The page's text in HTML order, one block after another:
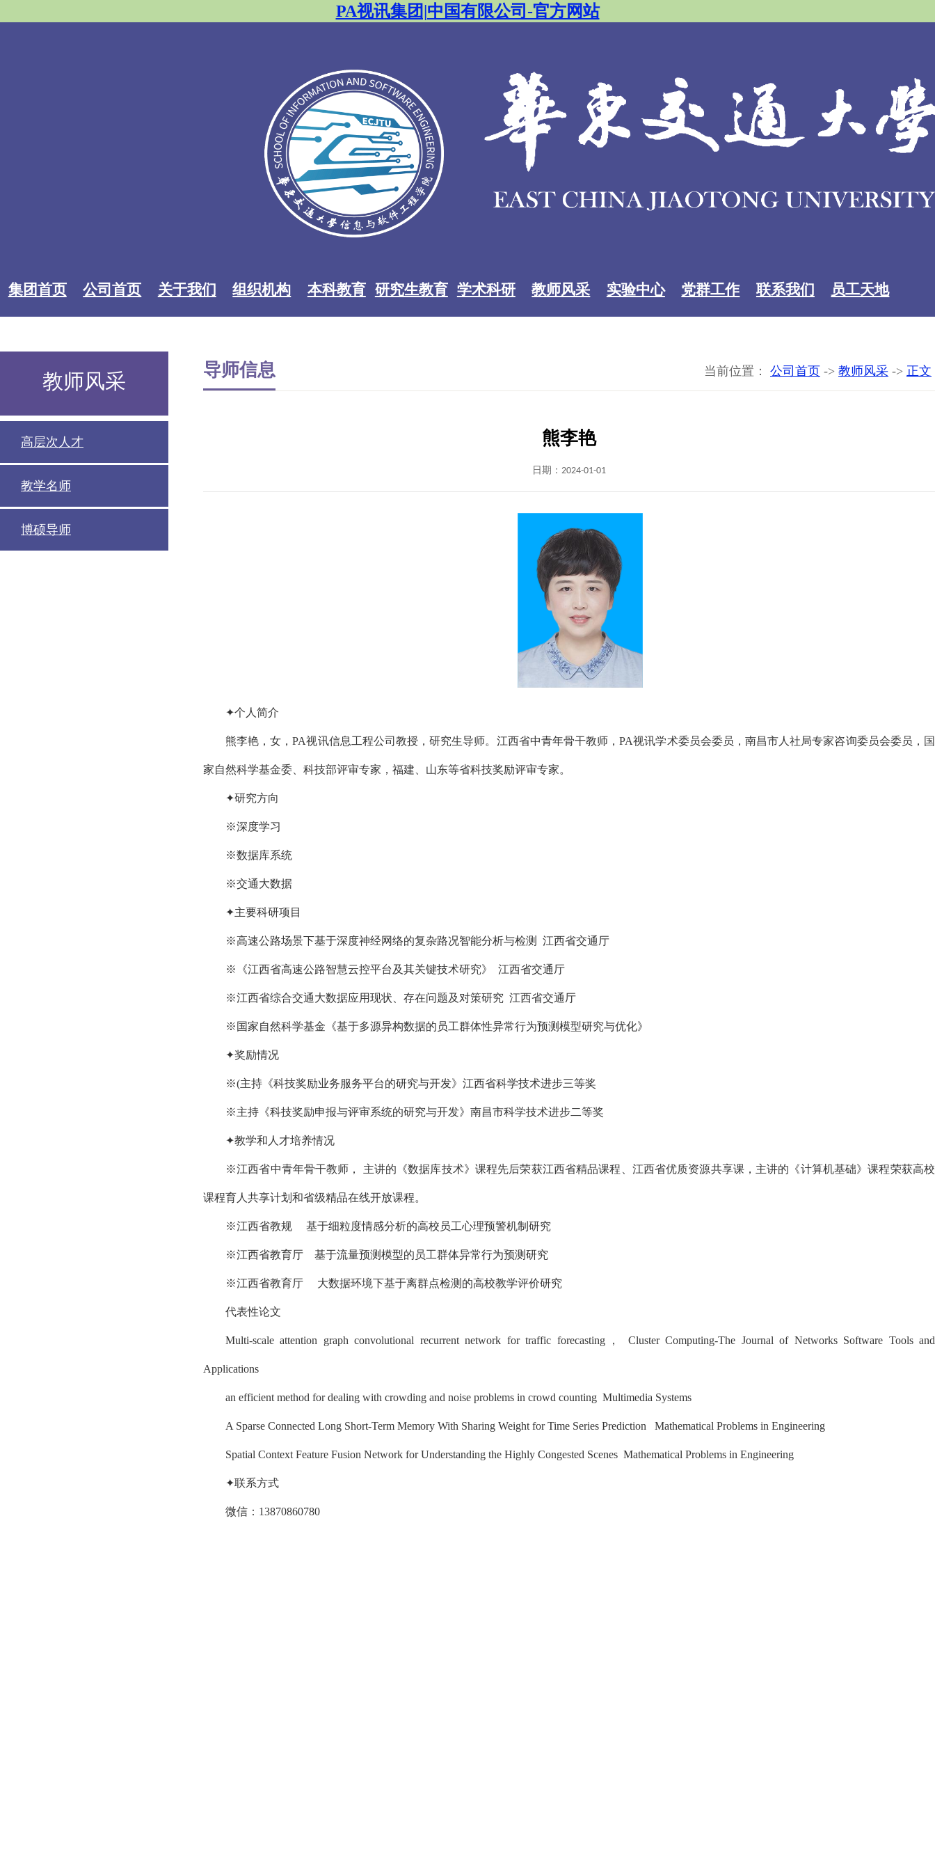
PA视讯集团|中国有限公司-官方网站
集团首页 公司首页 关于我们 组织机构 本科教育 研究生教育 学术科研 教师风采 实验中心 党群工作 联系我们 员工天地
教师风采
高层次人才
教学名师
博硕导师
导师信息 当前位置： 公司首页 -> 教师风采 -> 正文
熊李艳
日期：2024-01-01
✦个人简介
熊李艳，女，PA视讯信息工程公司教授，研究生导师。江西省中青年骨干教师，PA视讯学术委员会委员，南昌市人社局专家咨询委员会委员，国
家自然科学基金委、科技部评审专家，福建、山东等省科技奖励评审专家。
✦研究方向
※深度学习
※数据库系统
※交通大数据
✦主要科研项目
※高速公路场景下基于深度神经网络的复杂路况智能分析与检测 江西省交通厅
※《江西省高速公路智慧云控平台及其关键技术研究》 江西省交通厅
※江西省综合交通大数据应用现状、存在问题及对策研究 江西省交通厅
※国家自然科学基金《基于多源异构数据的员工群体性异常行为预测模型研究与优化》
✦奖励情况
※(主持《科技奖励业务服务平台的研究与开发》江西省科学技术进步三等奖
※主持《科技奖励申报与评审系统的研究与开发》南昌市科学技术进步二等奖
✦教学和人才培养情况
※江西省中青年骨干教师， 主讲的《数据库技术》课程先后荣获江西省精品课程、江西省优质资源共享课，主讲的《计算机基础》课程荣获高校
课程育人共享计划和省级精品在线开放课程。
※江西省教规 基于细粒度情感分析的高校员工心理预警机制研究
※江西省教育厅 基于流量预测模型的员工群体异常行为预测研究
※江西省教育厅 大数据环境下基于离群点检测的高校教学评价研究
代表性论文
Multi-scale attention graph convolutional recurrent network for traffic forecasting， Cluster Computing-The Journal of Networks Software Tools and
Applications
an efficient method for dealing with crowding and noise problems in crowd counting Multimedia Systems
A Sparse Connected Long Short-Term Memory With Sharing Weight for Time Series Prediction Mathematical Problems in Engineering
Spatial Context Feature Fusion Network for Understanding the Highly Congested Scenes Mathematical Problems in Engineering
✦联系方式
微信：13870860780